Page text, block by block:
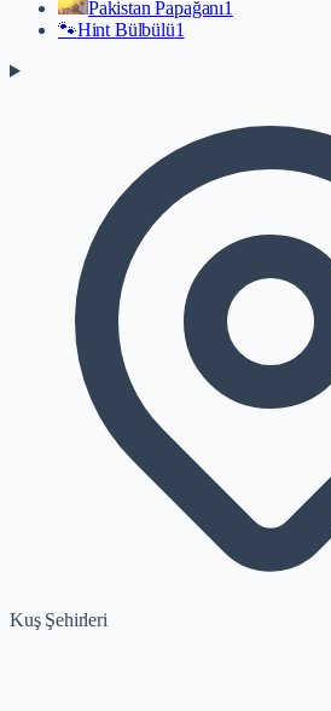
Paki̇stan Papağanı1
🐾Hint Bülbülü1
Kuş Şehirleri